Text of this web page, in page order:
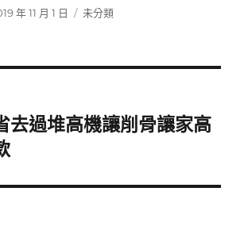
年 11 月 1 日
分
未分類
去過堆高機讓削骨讓家高